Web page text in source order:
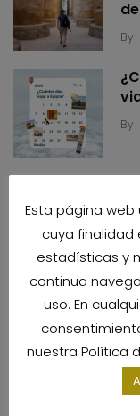
By
By
Business
También te
Esta página
cuya finalidad
estadísticas y
continua
uso. En
nuestra Política